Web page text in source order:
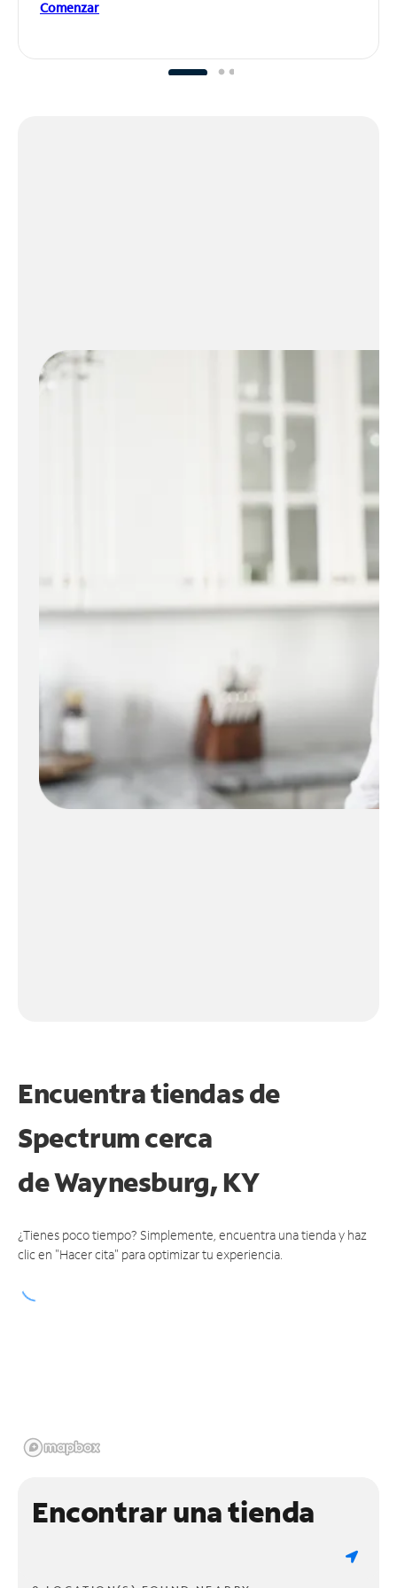
Comenzar
Encuentra tiendas de
Spectrum cerca
deWaynesburg, KY
¿Tienes poco tiempo? Simplemente, encuentra una tienda y haz
clic en "Hacer cita" para optimizar tu experiencia.
Encontrar una tienda